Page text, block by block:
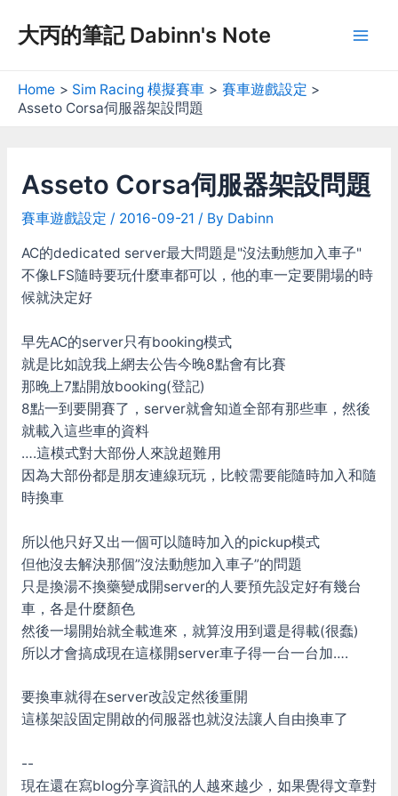
大丙的筆記 Dabinn's Note
Home Sim Racing 模擬賽車
賽車遊戲設定
Asseto Corsa伺服器架設問題
Asseto Corsa伺服器架設問題
賽車遊戲設定 / 2016-09-21 / By Dabinn
AC的dedicated server最大問題是"沒法動態加入車子"
不像LFS隨時要玩什麼車都可以，他的車一定要開場的時
候就決定好
早先AC的server只有booking模式
就是比如說我上網去公告今晚8點會有比賽
那晚上7點開放booking(登記)
8點一到要開賽了，server就會知道全部有那些車，然後
就載入這些車的資料
….這模式對大部份人來說超難用
因為大部份都是朋友連線玩玩，比較需要能隨時加入和隨
時換車
所以他只好又出一個可以隨時加入的pickup模式
但他沒去解決那個”沒法動態加入車子”的問題
只是換湯不換藥變成開server的人要預先設定好有幾台
車，各是什麼顏色
然後一場開始就全載進來，就算沒用到還是得載(很蠢)
所以才會搞成現在這樣開server車子得一台一台加….
要換車就得在server改設定然後重開
這樣架設固定開啟的伺服器也就沒法讓人自由換車了
--
現在還在寫blog分享資訊的人越來越少，如果覺得文章對